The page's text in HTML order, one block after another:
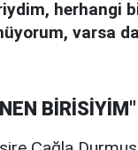
herhangi
varsa
BİRİSİYİM"